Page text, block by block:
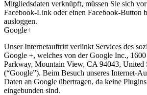
Mitgliedsdaten verknüpft, müssen Sie sich
Facebook-Link oder einen Facebook-Button
ausloggen.
Google+
Unser Internetauftritt verlinkt Services des
Google +, welches von der Google Inc.,
Parkway, Mountain View, CA 94043, United
(“Google”). Beim Besuch unseres Internet-
Daten an Google übertragen, da keine
eingebunden sind.